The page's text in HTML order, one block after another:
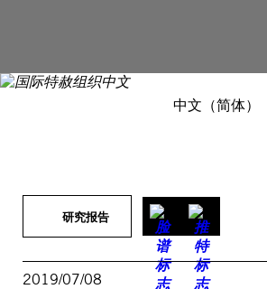
中文（简体）
研究报告
2019/07/08